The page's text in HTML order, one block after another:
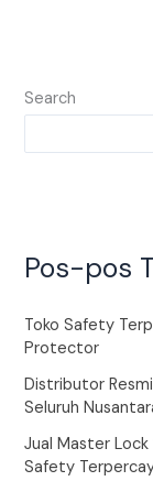
Search
Pos-pos
Toko Safety
Protector
Distributor
Seluruh
Jual Master
Safety